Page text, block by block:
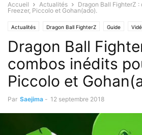
Accueil Actualités
Dragon Ball FighterZ
Freezer, Piccolo et Gohan(ado).
Actualités Dragon Ball FighterZ Guide
Dragon Ball
combos inédits
Piccolo et
Par Saejima - 12 septembre 2018